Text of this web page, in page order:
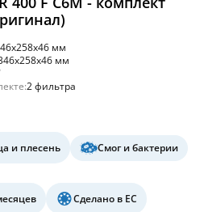
мм
мм
2 фильтра
и плесень
Смог и бактерии
Сделано в ЕС